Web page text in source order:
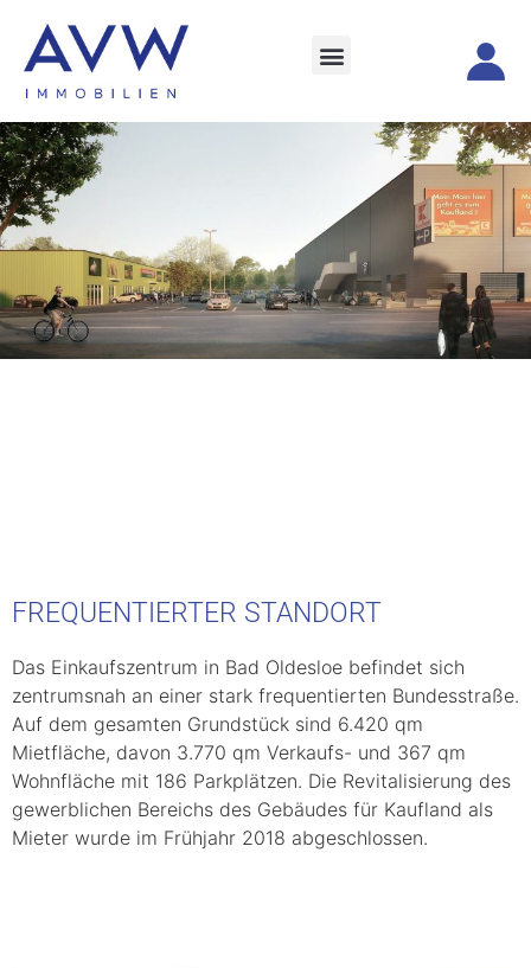
FREQUENTIERTER STANDORT
Das Einkaufszentrum in Bad Oldesloe befindet sich
zentrumsnah an einer stark frequentierten Bundesstraße.
Auf dem gesamten Grundstück sind 6.420 qm
Mietfläche, davon 3.770 qm Verkaufs- und 367 qm
Wohnfläche mit 186 Parkplätzen. Die Revitalisierung des
gewerblichen Bereichs des Gebäudes für Kaufland als
Mieter wurde im Frühjahr 2018 abgeschlossen.